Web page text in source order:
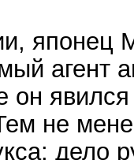
японец
агент
он
не
дело